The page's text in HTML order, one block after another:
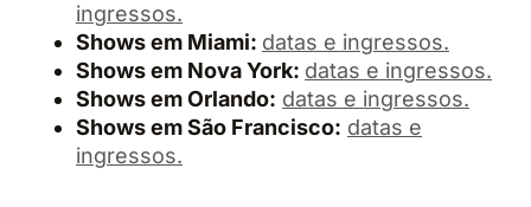
ingressos.
Shows em Miami: datas e ingressos.
Shows em Nova York: datas e ingressos.
Shows em Orlando: datas e ingressos.
Shows em São Francisco: datas e
ingressos.